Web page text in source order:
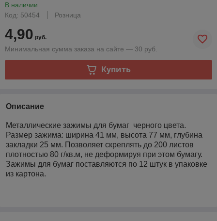
В наличии
Код: 50454
Розница
4,90 руб.
Минимальная сумма заказа на сайте — 30 руб.
Купить
Описание
Металлические зажимы для бумаг черного цвета.
Размер зажима: ширина 41 мм, высота 77 мм, глубина
закладки 25 мм. Позволяет скреплять до 200 листов
плотностью 80 г/кв.м, не деформируя при этом бумагу.
Зажимы для бумаг поставляются по 12 штук в упаковке
из картона.